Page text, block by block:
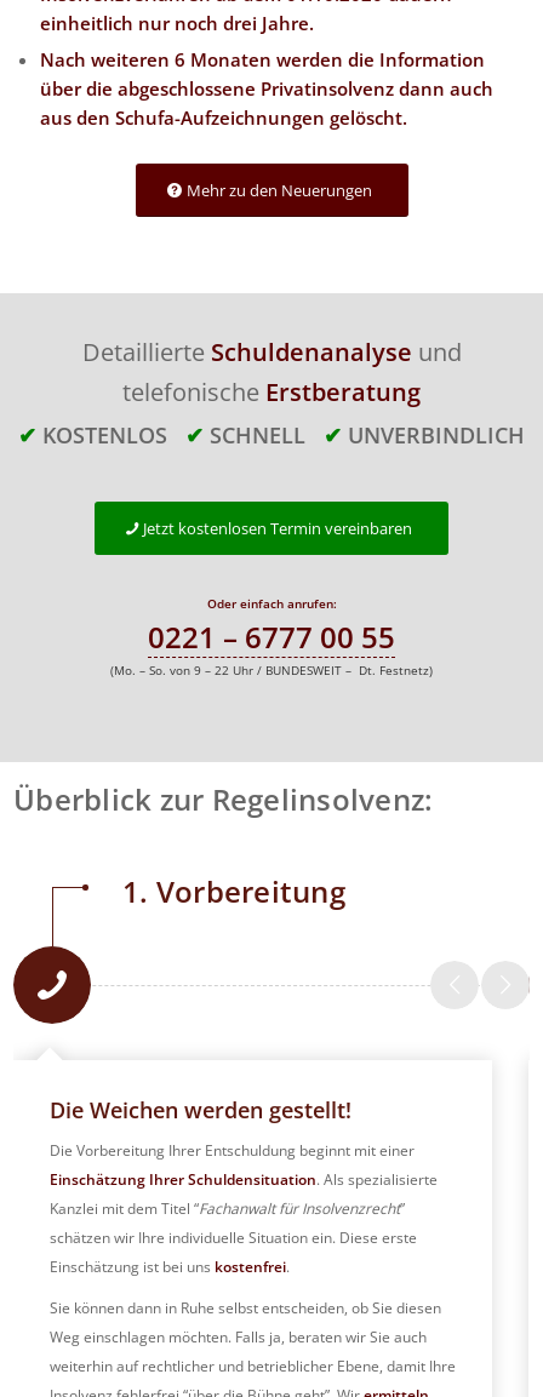
einheitlich nur noch drei Jahre.
Nach weiteren 6 Monaten werden die Information
über die abgeschlossene Privatinsolvenz dann auch
aus den Schufa-Aufzeichnungen gelöscht.
Mehr zu den Neuerungen
Detaillierte Schuldenanalyse und
telefonische Erstberatung
✔ KOSTENLOS ✔ SCHNELL ✔ UNVERBINDLICH
Jetzt kostenlosen Termin vereinbaren
Oder einfach anrufen:
0221 – 6777 00 55
(Mo. – So. von 9 – 22 Uhr / BUNDESWEIT – Dt. Festnetz)
Überblick zur Regelinsolvenz:
1. Vorbereitung
Die Weichen werden gestellt!
Die Vorbereitung Ihrer Entschuldung beginnt mit einer
Einschätzung Ihrer Schuldensituation. Als spezialisierte
Kanzlei mit dem Titel “Fachanwalt für Insolvenzrecht”
schätzen wir Ihre individuelle Situation ein. Diese erste
Einschätzung ist bei uns kostenfrei.
Sie können dann in Ruhe selbst entscheiden, ob Sie diesen
Weg einschlagen möchten. Falls ja, beraten wir Sie auch
weiterhin auf rechtlicher und betrieblicher Ebene, damit Ihre